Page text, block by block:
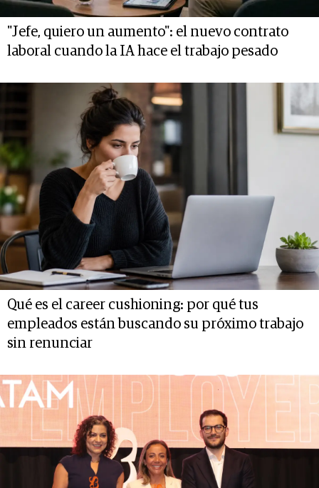
"Jefe, quiero un aumento": el nuevo contrato
laboral cuando la IA hace el trabajo pesado
Qué es el career cushioning: por qué tus
empleados están buscando su próximo trabajo
sin renunciar